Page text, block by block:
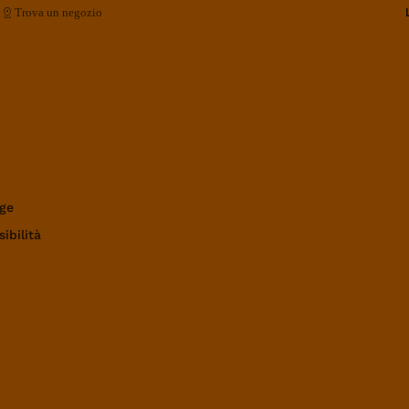
Trova un negozio